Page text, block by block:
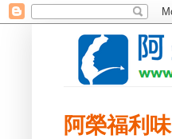
阿榮福利味